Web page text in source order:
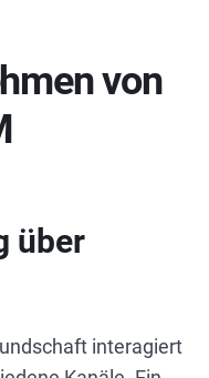
von
über
interagiert